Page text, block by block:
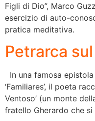
Figli di Dio”, Marco
esercizio di auto-
pratica meditativa.
Petrarca
In una famosa
‘Familiares’, il poeta
Ventoso’ (un monte
fratello Gherardo che